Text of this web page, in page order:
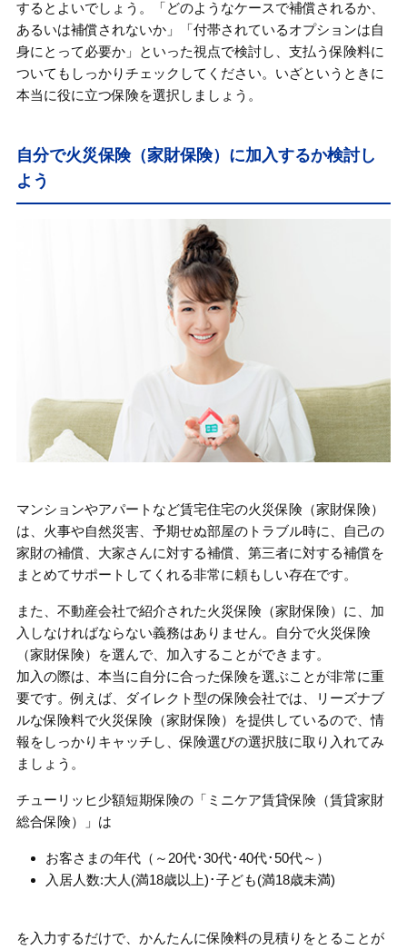
するとよいでしょう。「どのようなケースで補償されるか、
あるいは補償されないか」「付帯されているオプションは自
身にとって必要か」といった視点で検討し、支払う保険料に
ついてもしっかりチェックしてください。いざというときに
本当に役に立つ保険を選択しましょう。
自分で火災保険（家財保険）に加入するか検討し
よう
マンションやアパートなど賃宅住宅の火災保険（家財保険）
は、火事や自然災害、予期せぬ部屋のトラブル時に、自己の
家財の補償、大家さんに対する補償、第三者に対する補償を
まとめてサポートしてくれる非常に頼もしい存在です。
また、不動産会社で紹介された火災保険（家財保険）に、加
入しなければならない義務はありません。自分で火災保険
（家財保険）を選んで、加入することができます。
加入の際は、本当に自分に合った保険を選ぶことが非常に重
要です。例えば、ダイレクト型の保険会社では、リーズナブ
ルな保険料で火災保険（家財保険）を提供しているので、情
報をしっかりキャッチし、保険選びの選択肢に取り入れてみ
ましょう。
チューリッヒ少額短期保険の「ミニケア賃貸保険（賃貸家財
総合保険）」は
お客さまの年代（～20代･30代･40代･50代～）
入居人数:大人(満18歳以上)･子ども(満18歳未満)
を入力するだけで、かんたんに保険料の見積りをとることが